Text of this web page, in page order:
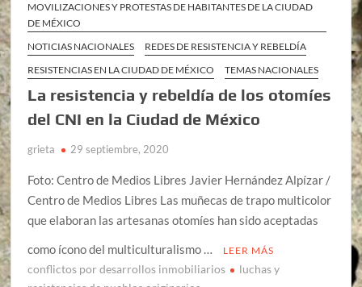
MOVILIZACIONES Y PROTESTAS DE HABITANTES DE LA CIUDAD
DE MÉXICO
NOTICIAS NACIONALES
REDES DE RESISTENCIA Y REBELDÍA
RESISTENCIAS EN LA CIUDAD DE MÉXICO
TEMAS NACIONALES
La resistencia y rebeldía de los otomíes
del CNI en la Ciudad de México
grieta 29 septiembre, 2020
Foto: Centro de Medios Libres Javier Hernández Alpízar /
Centro de Medios Libres Las muñecas de trapo multicolor
que elaboran las artesanas otomíes han sido aceptadas
como ícono del multiculturalismo …
LEER MÁS
conflictos por desarrollos inmobiliarios
luchas y